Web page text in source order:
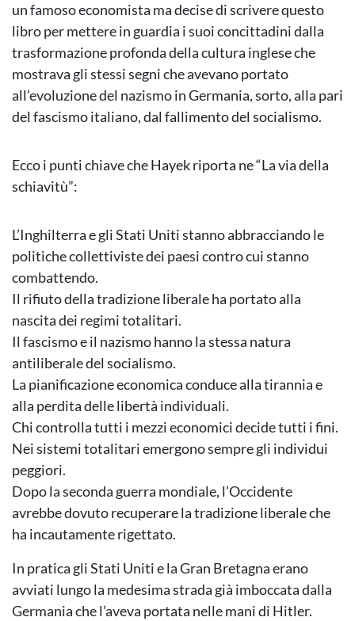
un famoso economista ma decise di scrivere questo
libro per mettere in guardia i suoi concittadini dalla
trasformazione profonda della cultura inglese che
mostrava gli stessi segni che avevano portato
all’evoluzione del nazismo in Germania, sorto, alla pari
del fascismo italiano, dal fallimento del socialismo.
Ecco i punti chiave che Hayek riporta ne “La via della
schiavitù”:
L’Inghilterra e gli Stati Uniti stanno abbracciando le
politiche collettiviste dei paesi contro cui stanno
combattendo.
Il rifiuto della tradizione liberale ha portato alla
nascita dei regimi totalitari.
Il fascismo e il nazismo hanno la stessa natura
antiliberale del socialismo.
La pianificazione economica conduce alla tirannia e
alla perdita delle libertà individuali.
Chi controlla tutti i mezzi economici decide tutti i fini.
Nei sistemi totalitari emergono sempre gli individui
peggiori.
Dopo la seconda guerra mondiale, l’Occidente
avrebbe dovuto recuperare la tradizione liberale che
ha incautamente rigettato.
In pratica gli Stati Uniti e la Gran Bretagna erano
avviati lungo la medesima strada già imboccata dalla
Germania che l’aveva portata nelle mani di Hitler.